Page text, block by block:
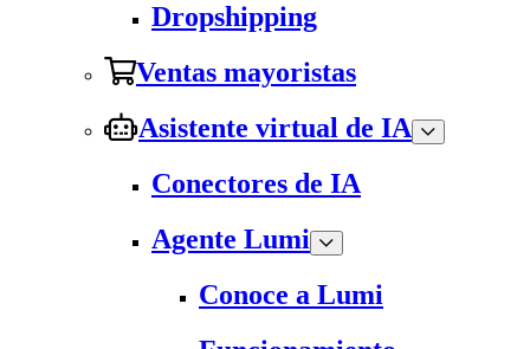
Dropshipping
Ventas mayoristas
Asistente virtual de IA
Conectores de IA
Agente Lumi
Conoce a Lumi